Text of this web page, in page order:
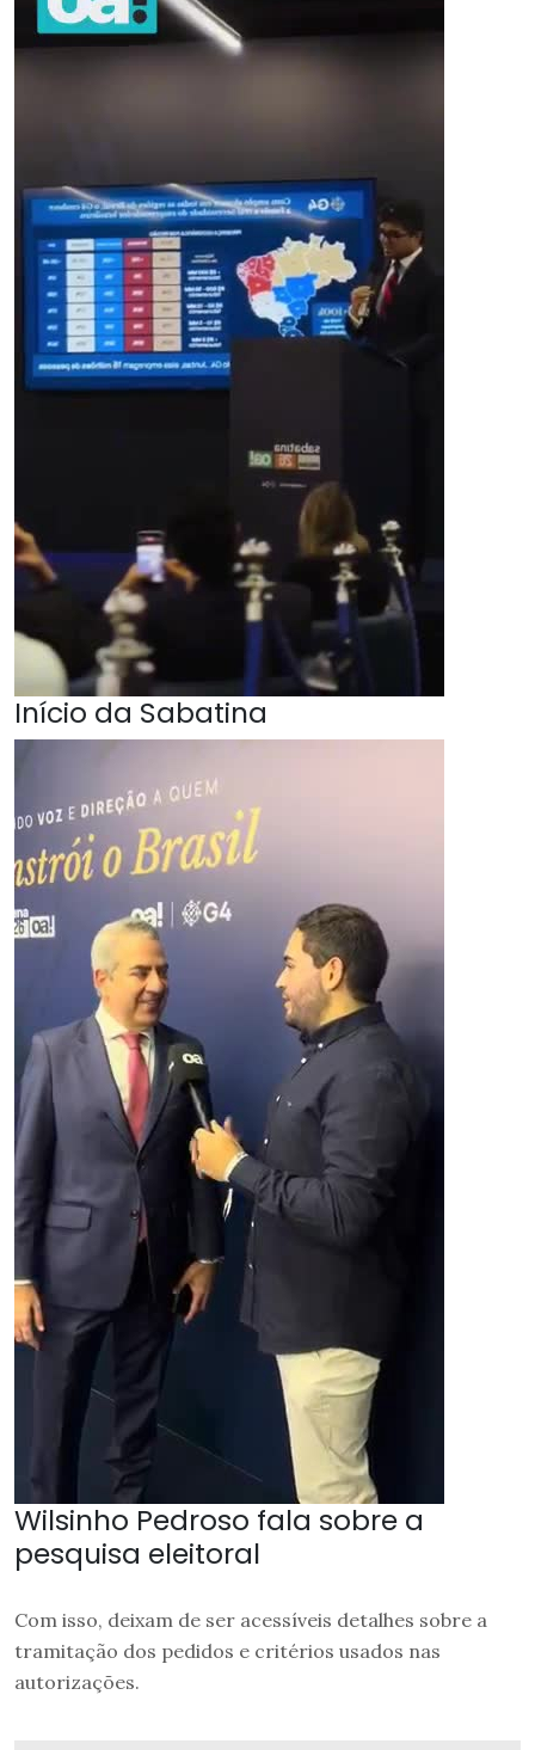
Início da Sabatina
Wilsinho Pedroso fala sobre a
pesquisa eleitoral
Com isso, deixam de ser acessíveis detalhes sobre a
tramitação dos pedidos e critérios usados nas
autorizações.